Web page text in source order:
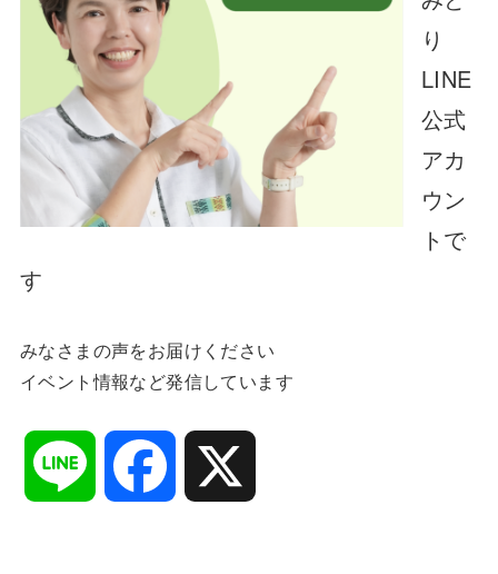
り
LINE
公式
アカ
ウン
トで
す
みなさまの声をお届けください
イベント情報など発信しています